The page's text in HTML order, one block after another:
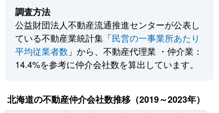
調査方法
公益財団法人不動産流通推進センターが公表し
ている不動産業統計集「民営の一事業所あたり
平均従業者数 」から、不動産代理業 ・仲介業：
14.4%を参考に仲介会社数を算出しています。
北海道の不動産仲介会社数推移（2019～2023年）